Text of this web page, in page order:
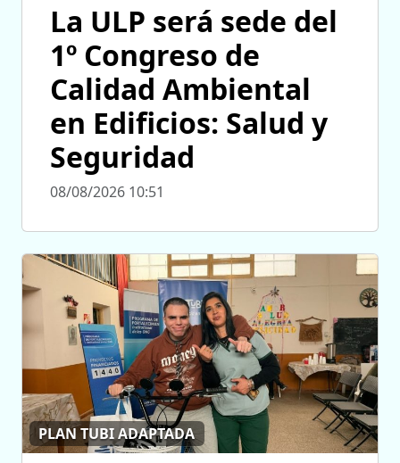
La ULP será sede del
1º Congreso de
Calidad Ambiental
en Edificios: Salud y
Seguridad
08/08/2026 10:51
PLAN TUBI ADAPTADA